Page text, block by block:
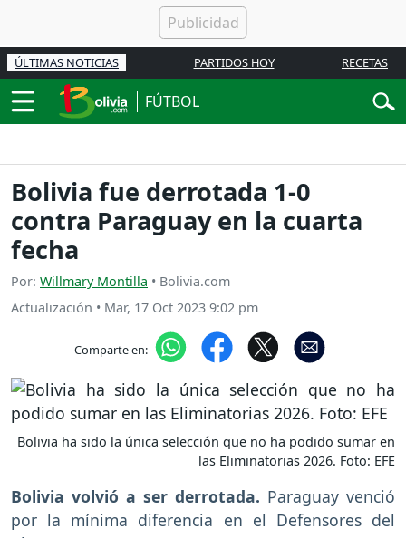
ÚLTIMAS NOTICIAS PARTIDOS HOY RECETAS
FÚTBOL
Bolivia fue derrotada 1-0
contra Paraguay en la cuarta
fecha
Por: Willmary Montilla • Bolivia.com
Actualización • Mar, 17 Oct 2023 9:02 pm
Comparte en:
Bolivia ha sido la única selección que no ha podido sumar en
las Eliminatorias 2026. Foto: EFE
Bolivia volvió a ser derrotada. Paraguay venció
por la mínima diferencia en el Defensores del